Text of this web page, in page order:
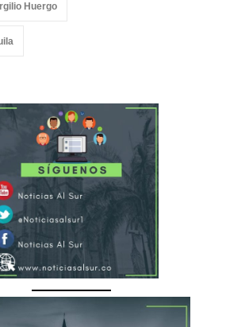
Huergo